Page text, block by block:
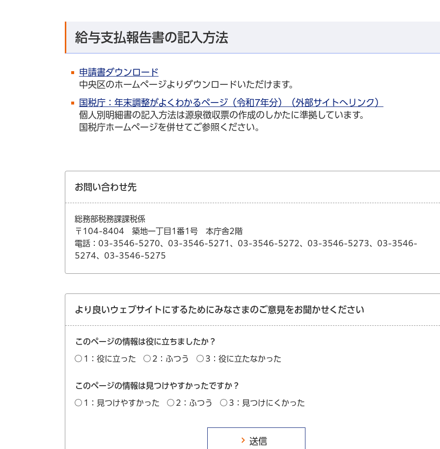
給与支払報告書の記入方法
申請書ダウンロード
中央区のホームページよりダウンロードいただけます。
国税庁：年末調整がよくわかるページ（令和7年分）（外部サイトへリンク）
個人別明細書の記入方法は源泉徴収票の作成のしかたに準拠しています。
国税庁ホームページを併せてご参照ください。
お問い合わせ先
総務部税務課課税係
〒104-8404 築地一丁目1番1号 本庁舎2階
電話：03-3546-5270、03-3546-5271、03-3546-5272、03-3546-5273、03-3546-
5274、03-3546-5275
より良いウェブサイトにするためにみなさまのご意見をお聞かせください
このページの情報は役に立ちましたか？
1：役に立った 2：ふつう 3：役に立たなかった
このページの情報は見つけやすかったですか？
1：見つけやすかった 2：ふつう 3：見つけにくかった